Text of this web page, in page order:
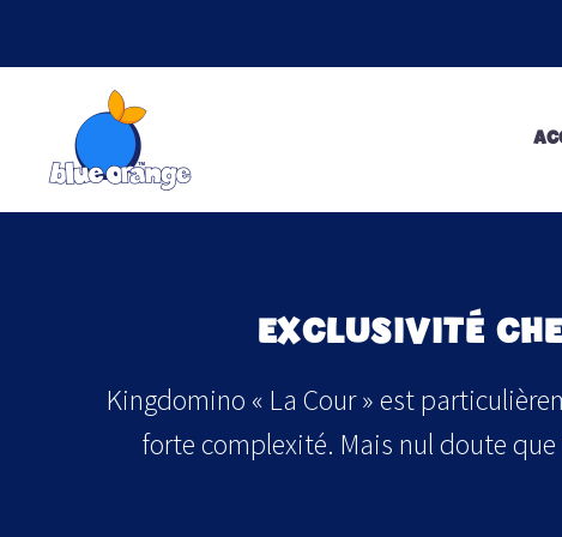
EXCLUSIVITÉ
Kingdomino « La Cour » est
forte complexité. Mais nul doute